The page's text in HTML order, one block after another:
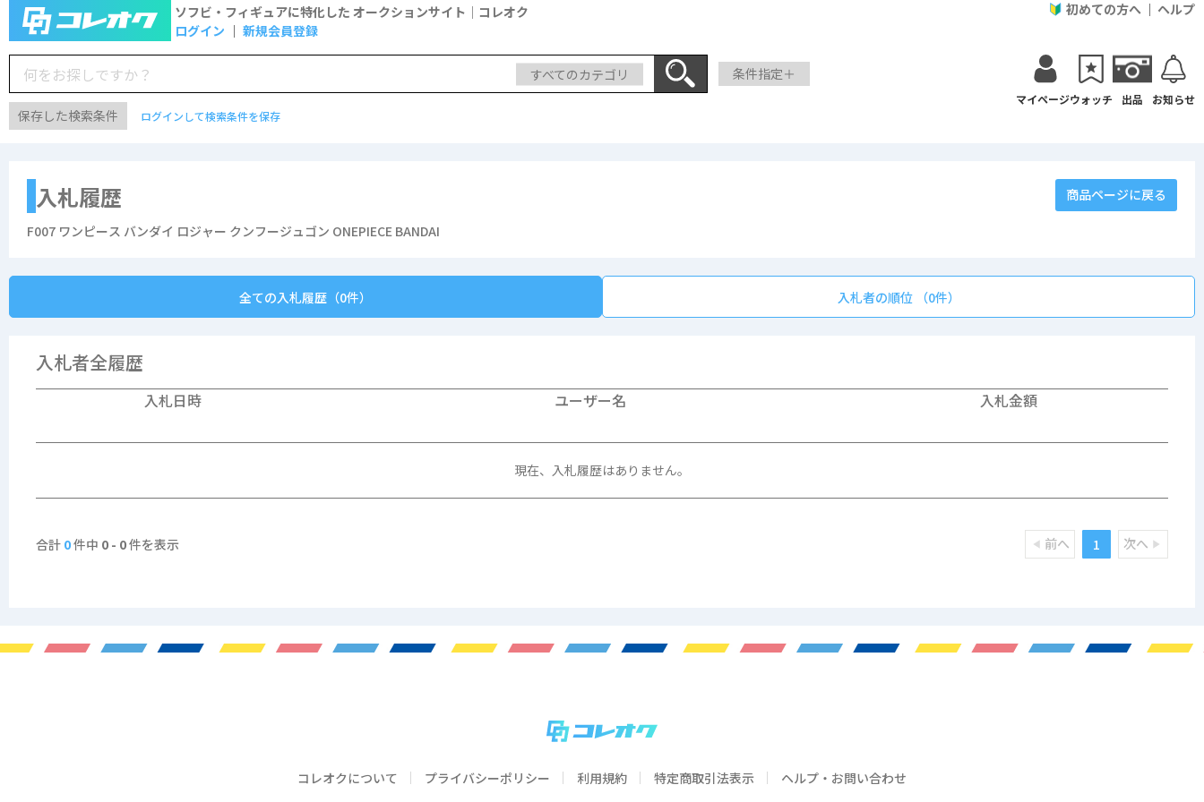
ソフビ・フィギュアに特化した オークションサイト｜コレオク
ログイン
新規会員登録
初めての方へ ヘルプ
すべてのカテゴリ 条件指定＋
保存した検索条件 ログインして検索条件を保存
マイページウォッチ 出品 お知らせ
入札履歴 商品ページに戻る
F007 ワンピース バンダイ ロジャー クンフージュゴン ONEPIECE BANDAI
全ての入札履歴（0件） 入札者の順位 （0件）
入札者全履歴
入札日時 ユーザー名 入札金額
現在、入札履歴はありません。
合計 0件中 0 - 0件を表示 前へ 1 次へ
コレオクについて プライバシーポリシー 利用規約 特定商取引法表示 ヘルプ・お問い合わせ